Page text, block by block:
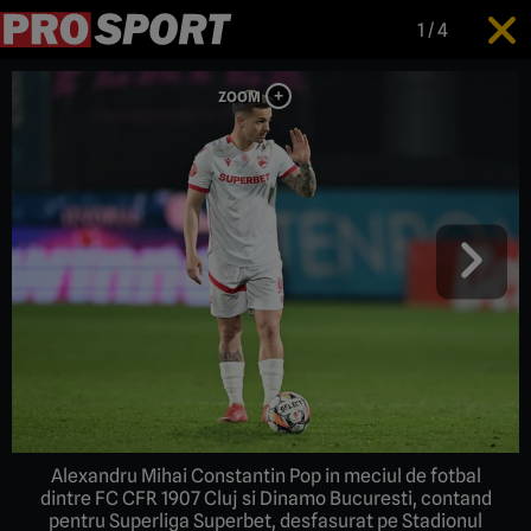
1 /4
Alexandru Mihai Constantin Pop in meciul de fotbal
dintre FC CFR 1907 Cluj si Dinamo Bucuresti, contand
pentru Superliga Superbet, desfasurat pe Stadionul